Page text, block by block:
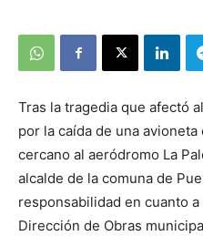
Tras la tragedia que afectó
por la caída de una
cercano al aeródromo La
alcalde de la comuna de
responsabilidad en cuanto
Dirección de Obras